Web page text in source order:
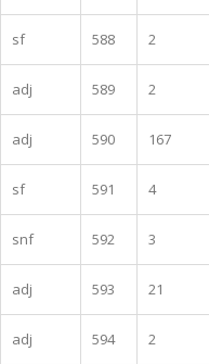
sf 588 2
adj 589 2
adj 590 167
sf 591 4
snf 592 3
adj 593 21
adj 594 2